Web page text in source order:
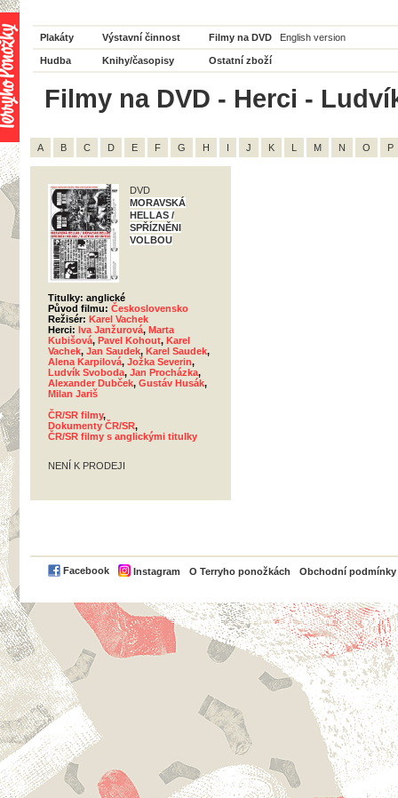
Plakáty Výstavní činnost Filmy na DVD English version
Hudba Knihy/časopisy Ostatní zboží
Filmy na DVD - Herci -
A B C D E F G H I J K L M N O P
DVD
MORAVSKÁ
HELLAS /
SPŘÍZNĚNI
VOLBOU
Titulky: anglické
Původ filmu: Československo
Režisér: Karel Vachek
Herci: Iva Janžurová, Marta
Kubišová, Pavel Kohout, Karel
Vachek, Jan Saudek, Karel Saudek,
Alena Karpilová, Jožka Severin,
Ludvík Svoboda, Jan Procházka,
Alexander Dubček, Gustáv Husák,
Milan Jariš
ČR/SR filmy,
Dokumenty ČR/SR,
ČR/SR filmy s anglickými titulky
NENÍ K PRODEJI
Facebook Instagram O Terryho ponožkách Obchodní podmínky
PayPal